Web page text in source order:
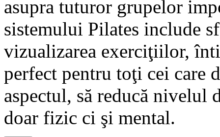
asupra tuturor grupelor
sistemului Pilates include
vizualizarea exerciţiilor,
perfect pentru toţi cei care
aspectul, să reducă nivelul
doar fizic ci şi mental.